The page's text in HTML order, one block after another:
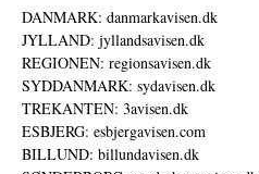
DANMARK: danmarkavisen.dk
JYLLAND: jyllandsavisen.dk
REGIONEN: regionsavisen.dk
SYDDANMARK: sydavisen.dk
TREKANTEN: 3avisen.dk
ESBJERG: esbjergavisen.com
BILLUND: billundavisen.dk